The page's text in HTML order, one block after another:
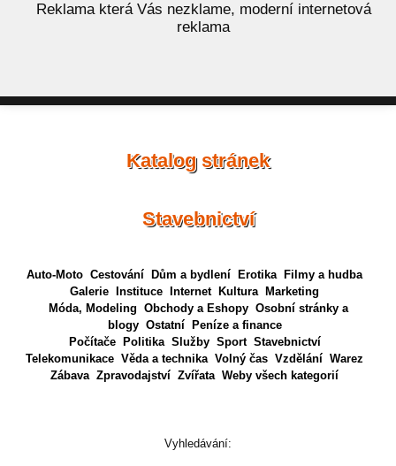
Reklama která Vás nezklame, moderní internetová
reklama
Katalog stránek
Stavebnictví
Auto-Moto Cestování Dům a bydlení Erotika
Filmy a hudba
Galerie
Instituce Internet Kultura
Marketing
Móda, Modeling Obchody a Eshopy Osobní stránky a
blogy Ostatní
Peníze a finance
Počítače
Politika Služby Sport Stavebnictví
Telekomunikace Věda a technika Volný čas Vzdělání Warez
Zábava Zpravodajství Zvířata Weby všech kategorií
Vyhledávání: